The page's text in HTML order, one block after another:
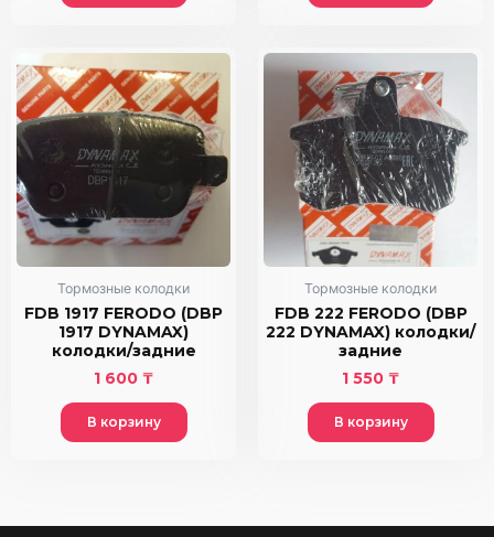
Тормозные колодки
FDB 1917 FERODO (DBP
1917 DYNAMAX)
колодки/задние
1 600 ₸
В корзину
Тормозные колодки
FDB 222 FERODO (DBP
222 DYNAMAX) колодки/
задние
1 550 ₸
В корзину